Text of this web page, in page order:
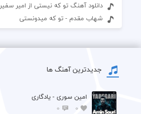
دانلود آهنگ تو که نیستی از امیر سفیر
شهاب مقدم - تو که میدونستی
جدیدترین آهنگ ها
امین سوری - یادگاری
0
0